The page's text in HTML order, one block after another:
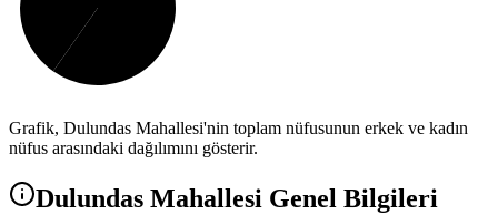
Grafik, Dulundas Mahallesi'nin toplam nüfusunun erkek ve kadın
nüfus arasındaki dağılımını gösterir.
Dulundas Mahallesi Genel Bilgileri